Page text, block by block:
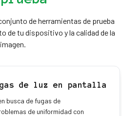
de herramientas de prueba
de tu dispositivo y la calidad de la
imagen.
de luz en pantalla
busca de fugas de
de uniformidad con